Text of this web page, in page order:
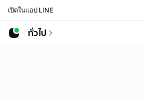
เปิดในแอป LINE
ทั่วไป